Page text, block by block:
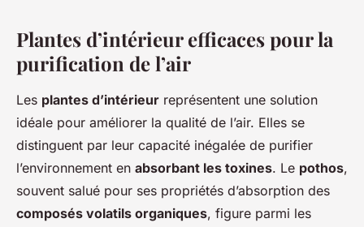
Plantes d’intérieur efficaces pour la
purification de l’air
Les plantes d’intérieur représentent une solution
idéale pour améliorer la qualité de l’air. Elles se
distinguent par leur capacité inégalée de purifier
l’environnement en absorbant les toxines. Le pothos,
souvent salué pour ses propriétés d’absorption des
composés volatils organiques, figure parmi les